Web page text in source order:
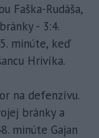
Faška-Rudáša,
- 3:4.
minúte, keď
Hrivíka.
na defenzívu.
bránky a
minúte Gajan